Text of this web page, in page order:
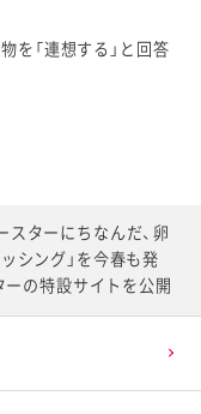
を「連想する」と回答
スターにちなんだ、卵
シング」を今春も発
の特設サイトを公開